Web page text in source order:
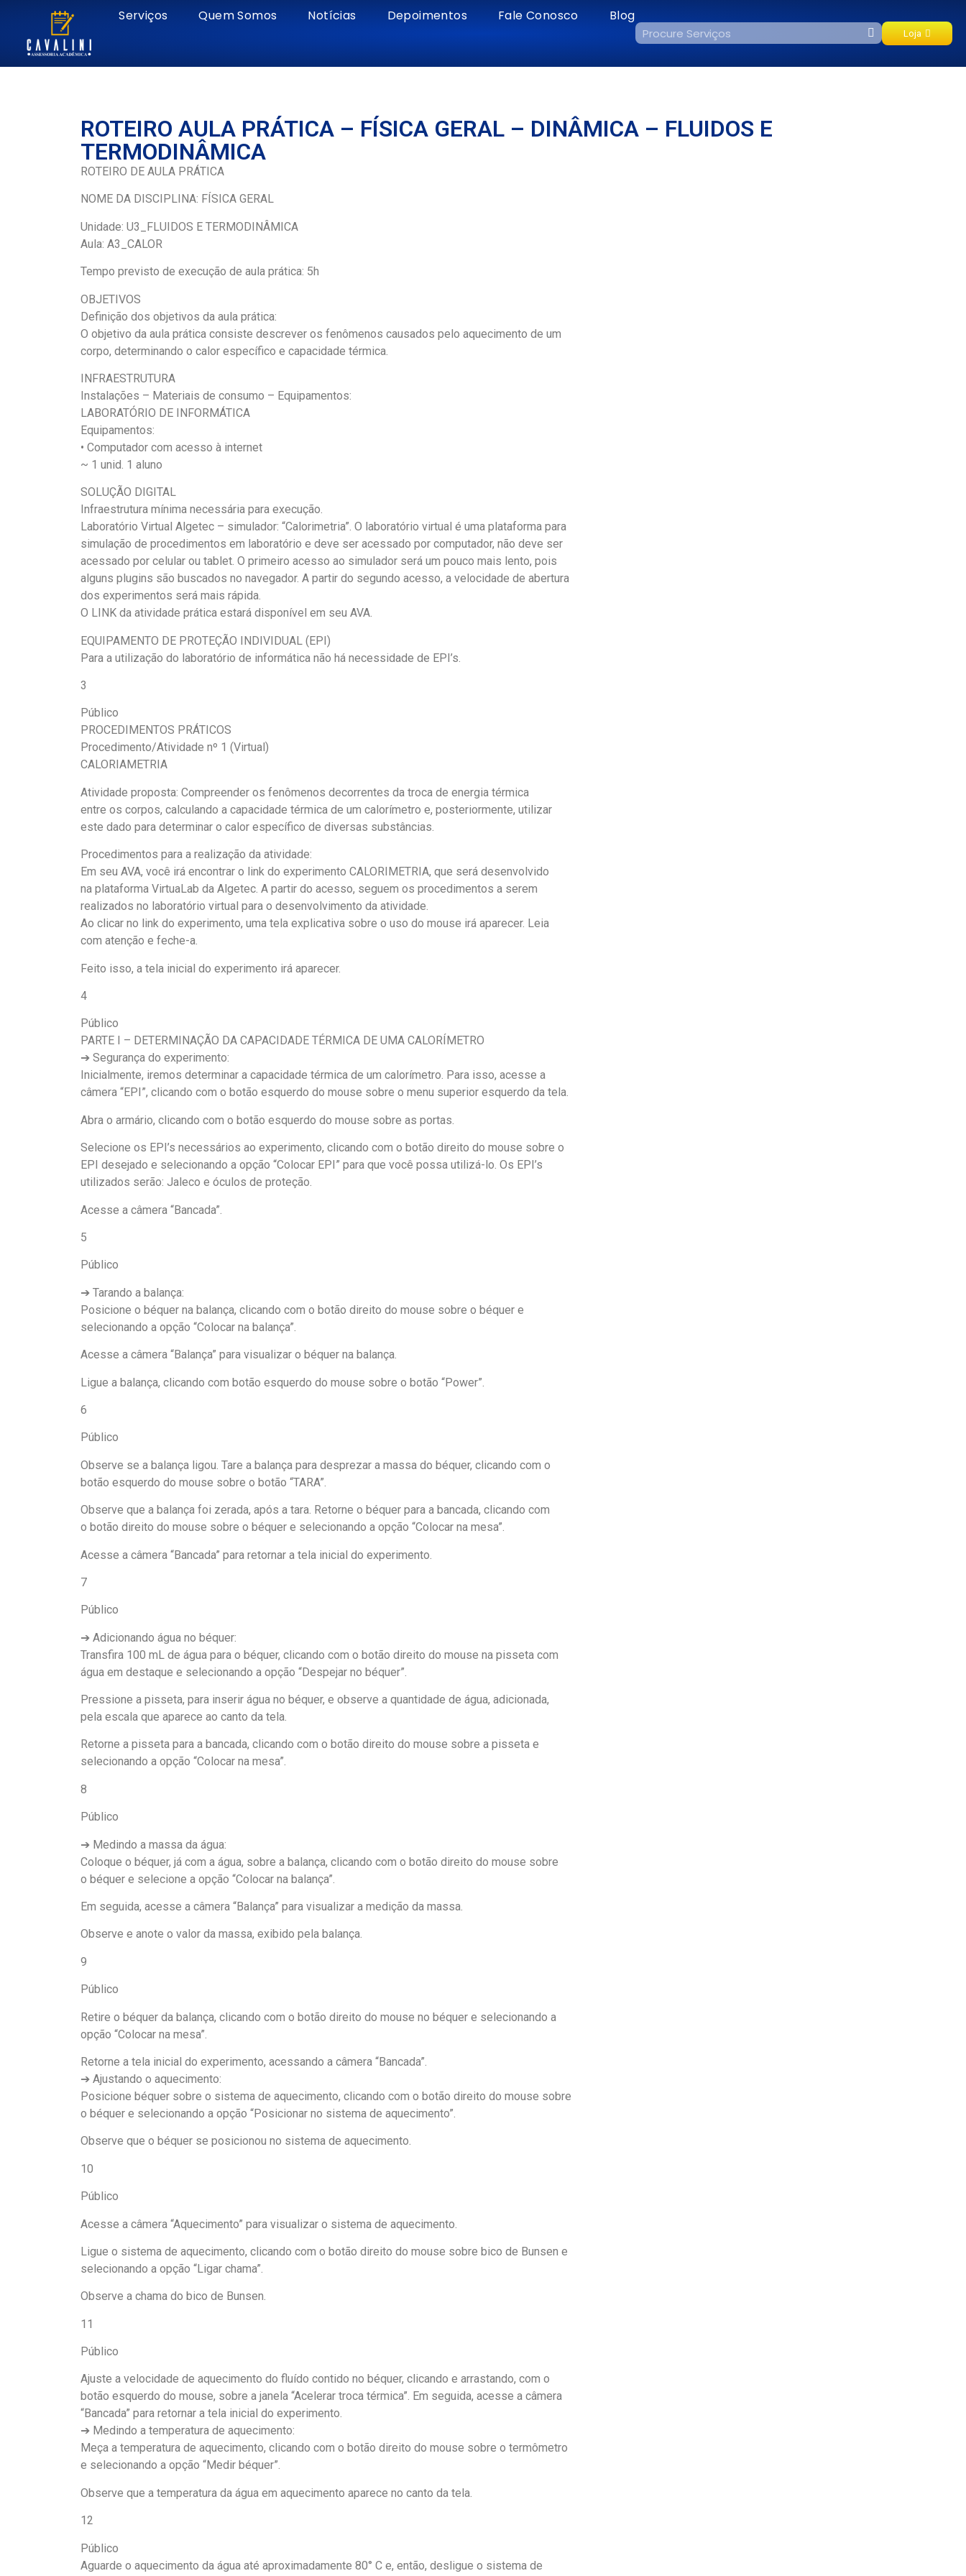
Serviços Quem Somos Notícias Depoimentos Fale Conosco Blog
Loja
ROTEIRO AULA PRÁTICA – FÍSICA GERAL – DINÂMICA – FLUIDOS E
TERMODINÂMICA
ROTEIRO DE AULA PRÁTICA
NOME DA DISCIPLINA: FÍSICA GERAL
Unidade: U3_FLUIDOS E TERMODINÂMICA
Aula: A3_CALOR
Tempo previsto de execução de aula prática: 5h
OBJETIVOS
Definição dos objetivos da aula prática:
O objetivo da aula prática consiste descrever os fenômenos causados pelo aquecimento de um
corpo, determinando o calor específico e capacidade térmica.
INFRAESTRUTURA
Instalações – Materiais de consumo – Equipamentos:
LABORATÓRIO DE INFORMÁTICA
Equipamentos:
• Computador com acesso à internet
~ 1 unid. 1 aluno
SOLUÇÃO DIGITAL
Infraestrutura mínima necessária para execução.
Laboratório Virtual Algetec – simulador: “Calorimetria”. O laboratório virtual é uma plataforma para
simulação de procedimentos em laboratório e deve ser acessado por computador, não deve ser
acessado por celular ou tablet. O primeiro acesso ao simulador será um pouco mais lento, pois
alguns plugins são buscados no navegador. A partir do segundo acesso, a velocidade de abertura
dos experimentos será mais rápida.
O LINK da atividade prática estará disponível em seu AVA.
EQUIPAMENTO DE PROTEÇÃO INDIVIDUAL (EPI)
Para a utilização do laboratório de informática não há necessidade de EPI’s.
3
Público
PROCEDIMENTOS PRÁTICOS
Procedimento/Atividade nº 1 (Virtual)
CALORIAMETRIA
Atividade proposta: Compreender os fenômenos decorrentes da troca de energia térmica
entre os corpos, calculando a capacidade térmica de um calorímetro e, posteriormente, utilizar
este dado para determinar o calor específico de diversas substâncias.
Procedimentos para a realização da atividade:
Em seu AVA, você irá encontrar o link do experimento CALORIMETRIA, que será desenvolvido
na plataforma VirtuaLab da Algetec. A partir do acesso, seguem os procedimentos a serem
realizados no laboratório virtual para o desenvolvimento da atividade.
Ao clicar no link do experimento, uma tela explicativa sobre o uso do mouse irá aparecer. Leia
com atenção e feche-a.
Feito isso, a tela inicial do experimento irá aparecer.
4
Público
PARTE I – DETERMINAÇÃO DA CAPACIDADE TÉRMICA DE UMA CALORÍMETRO
➔ Segurança do experimento:
Inicialmente, iremos determinar a capacidade térmica de um calorímetro. Para isso, acesse a
câmera “EPI”, clicando com o botão esquerdo do mouse sobre o menu superior esquerdo da tela.
Abra o armário, clicando com o botão esquerdo do mouse sobre as portas.
Selecione os EPI’s necessários ao experimento, clicando com o botão direito do mouse sobre o
EPI desejado e selecionando a opção “Colocar EPI” para que você possa utilizá-lo. Os EPI’s
utilizados serão: Jaleco e óculos de proteção.
Acesse a câmera “Bancada”.
5
Público
➔ Tarando a balança:
Posicione o béquer na balança, clicando com o botão direito do mouse sobre o béquer e
selecionando a opção “Colocar na balança”.
Acesse a câmera “Balança” para visualizar o béquer na balança.
Ligue a balança, clicando com botão esquerdo do mouse sobre o botão “Power”.
6
Público
Observe se a balança ligou. Tare a balança para desprezar a massa do béquer, clicando com o
botão esquerdo do mouse sobre o botão “TARA”.
Observe que a balança foi zerada, após a tara. Retorne o béquer para a bancada, clicando com
o botão direito do mouse sobre o béquer e selecionando a opção “Colocar na mesa”.
Acesse a câmera “Bancada” para retornar a tela inicial do experimento.
7
Público
➔ Adicionando água no béquer:
Transfira 100 mL de água para o béquer, clicando com o botão direito do mouse na pisseta com
água em destaque e selecionando a opção “Despejar no béquer”.
Pressione a pisseta, para inserir água no béquer, e observe a quantidade de água, adicionada,
pela escala que aparece ao canto da tela.
Retorne a pisseta para a bancada, clicando com o botão direito do mouse sobre a pisseta e
selecionando a opção “Colocar na mesa”.
8
Público
➔ Medindo a massa da água:
Coloque o béquer, já com a água, sobre a balança, clicando com o botão direito do mouse sobre
o béquer e selecione a opção “Colocar na balança”.
Em seguida, acesse a câmera “Balança” para visualizar a medição da massa.
Observe e anote o valor da massa, exibido pela balança.
9
Público
Retire o béquer da balança, clicando com o botão direito do mouse no béquer e selecionando a
opção “Colocar na mesa”.
Retorne a tela inicial do experimento, acessando a câmera “Bancada”.
➔ Ajustando o aquecimento:
Posicione béquer sobre o sistema de aquecimento, clicando com o botão direito do mouse sobre
o béquer e selecionando a opção “Posicionar no sistema de aquecimento”.
Observe que o béquer se posicionou no sistema de aquecimento.
10
Público
Acesse a câmera “Aquecimento” para visualizar o sistema de aquecimento.
Ligue o sistema de aquecimento, clicando com o botão direito do mouse sobre bico de Bunsen e
selecionando a opção “Ligar chama”.
Observe a chama do bico de Bunsen.
11
Público
Ajuste a velocidade de aquecimento do fluído contido no béquer, clicando e arrastando, com o
botão esquerdo do mouse, sobre a janela “Acelerar troca térmica”. Em seguida, acesse a câmera
“Bancada” para retornar a tela inicial do experimento.
➔ Medindo a temperatura de aquecimento:
Meça a temperatura de aquecimento, clicando com o botão direito do mouse sobre o termômetro
e selecionando a opção “Medir béquer”.
Observe que a temperatura da água em aquecimento aparece no canto da tela.
12
Público
Aguarde o aquecimento da água até aproximadamente 80° C e, então, desligue o sistema de